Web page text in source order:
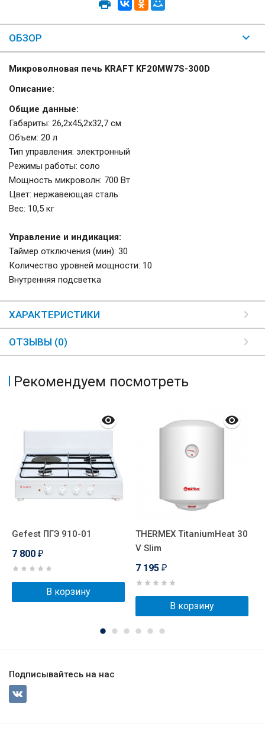
ОБЗОР
Микроволновая печь KRAFT KF20MW7S-300D
Описание:
Общие данные:
Габариты: 26,2х45,2х32,7 см
Объем: 20 л
Тип управления: электронный
Режимы работы: соло
Мощность микроволн: 700 Вт
Цвет: нержавеющая сталь
Вес: 10,5 кг
Управление и индикация:
Таймер отключения (мин): 30
Количество уровней мощности: 10
Внутренняя подсветка
ХАРАКТЕРИСТИКИ
ОТЗЫВЫ (0)
Рекомендуем посмотреть
Gefest ПГЭ 910-01
7 800 ₽
В корзину
THERMEX TitaniumHeat 30
V Slim
7 195 ₽
В корзину
Подписывайтесь на нас